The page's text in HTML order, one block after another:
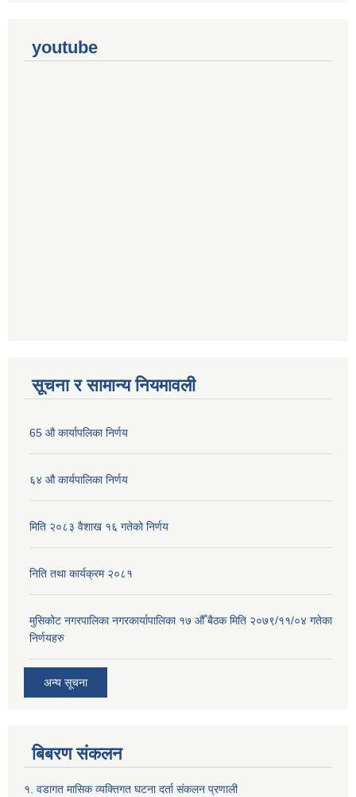
youtube
सूचना र सामान्य नियमावली
65 औ कार्यापलिका निर्णय
६४ औ कार्यपालिका निर्णय
मिति २०८३ वैशाख १६ गतेको निर्णय
निति तथा कार्यक्रम २०८१
मुसिकोट नगरपालिका नगरकार्यापालिका १७ औँ बैठक मिति २०७९/११/०४ गतेका
निर्णयहरु
अन्य सूचना
बिबरण संकलन
१. वडागत मासिक व्यक्तिगत घटना दर्ता संकलन प्रणाली